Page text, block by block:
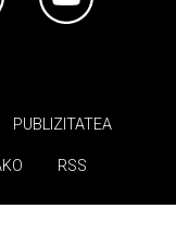
PUBLIZITATEA
RSS